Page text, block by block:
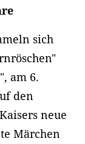
sich
am 6.
den
neue
Märchen